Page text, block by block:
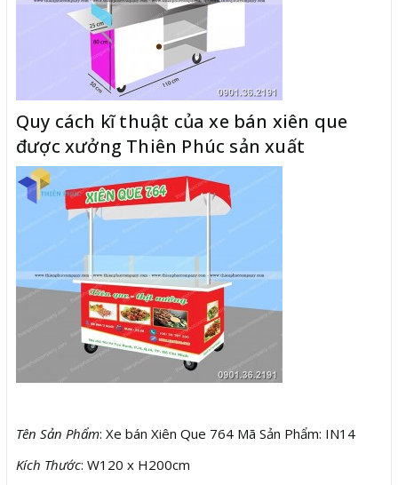
Quy cách kĩ thuật của xe bán xiên que
được xưởng Thiên Phúc sản xuất
Tên Sản Phẩm: Xe bán Xiên Que 764 Mã Sản Phẩm: IN14
Kích Thước: W120 x H200cm